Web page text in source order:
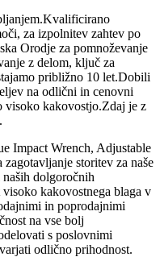
za izpolnitev zahtev po
Orodje za pomnoževanje
z delom, ključ za
približno 10 let.Dobili
na odlični in cenovni
visoko kakovostjo.Zdaj je z
Impact Wrench, Adjustable
storitev za naše
dolgoročnih
kakovostnega blaga v
in poprodajnimi
na vse bolj
s poslovnimi
odlično prihodnost.